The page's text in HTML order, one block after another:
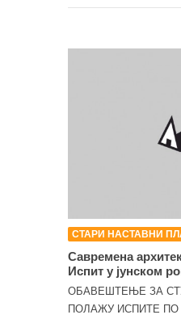
СТАРИ НАСТАВНИ
Савремена
Испит у јунском
ОБАВЕШТЕЊЕ ЗА
ПОЛАЖУ ИСПИТЕ